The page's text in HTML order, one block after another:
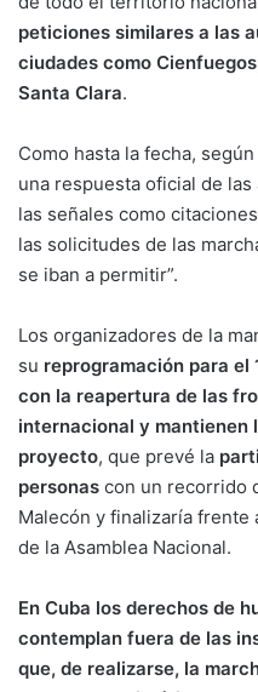
peticiones similares a las
ciudades como
Santa Clara.
Como hasta la fecha,
una respuesta oficial de
las señales como
las solicitudes de las
se iban a permitir”.
Los organizadores de la
su reprogramación para el
con la reapertura de las
internacional y mantienen
proyecto, que prevé la
personas con un recorrido
Malecón y finalizaría frente
de la Asamblea Nacional.
En Cuba los derechos de
contemplan fuera de las
que, de realizarse, la